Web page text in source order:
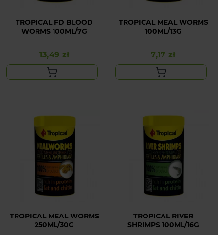
TROPICAL FD BLOOD
WORMS 100ML/7G
Cena
13,49 zł
TROPICAL MEAL WORMS
100ML/13G
Cena
7,17 zł
TROPICAL MEAL WORMS
250ML/30G
TROPICAL RIVER
SHRIMPS 100ML/16G